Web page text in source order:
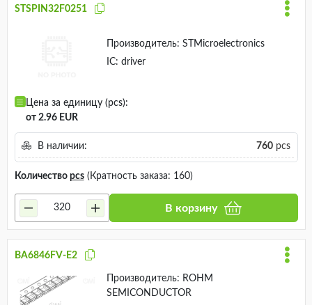
STSPIN32F0251
Производитель: STMicroelectronics
IC: driver
Цена за единицу (pcs):
от 2.96 EUR
В наличии: 760pcs
Количество pcs(Кратность заказа: 160)
В корзину
BA6846FV-E2
Производитель: ROHM
SEMICONDUCTOR